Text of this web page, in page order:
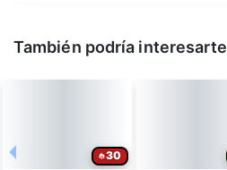
También podría interesarte
30